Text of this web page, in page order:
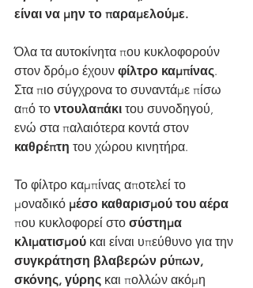
είναι να μην το παραμελούμε.
Όλα τα αυτοκίνητα που κυκλοφορούν
στον δρόμο έχουν φίλτρο καμπίνας.
Στα πιο σύγχρονα το συναντάμε πίσω
από το ντουλαπάκι του συνοδηγού,
ενώ στα παλαιότερα κοντά στον
καθρέπτη του χώρου κινητήρα.
Το φίλτρο καμπίνας αποτελεί το
μοναδικό μέσο καθαρισμού του αέρα
που κυκλοφορεί στο σύστημα
κλιματισμού και είναι υπεύθυνο για την
συγκράτηση βλαβερών ρύπων,
σκόνης, γύρης και πολλών ακόμη